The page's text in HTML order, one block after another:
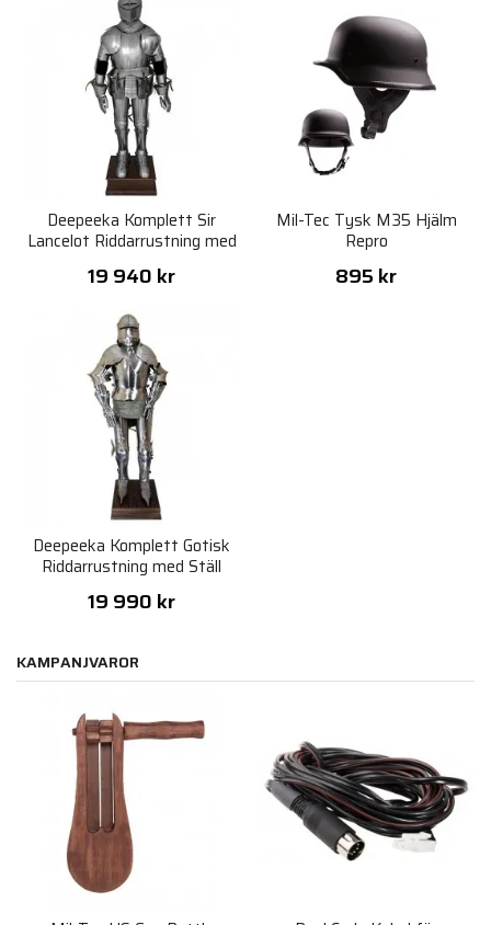
Deepeeka Komplett Sir
Lancelot Riddarrustning med
19 940 kr
Mil-Tec Tysk M35 Hjälm
Repro
895 kr
Deepeeka Komplett Gotisk
Riddarrustning med Ställ
19 990 kr
KAMPANJVAROR